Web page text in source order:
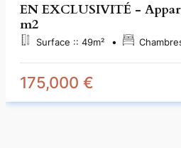
EN EXCLUSIVITÉ -
m2
Surface :: 49m²
175,000 €